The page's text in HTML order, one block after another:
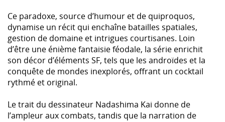
Ce paradoxe, source d’humour et de quiproquos,
dynamise un récit qui enchaîne batailles spatiales,
gestion de domaine et intrigues courtisanes. Loin
d’être une énième fantaisie féodale, la série enrichit
son décor d’éléments SF, tels que les androïdes et la
conquête de mondes inexplorés, offrant un cocktail
rythmé et original.
Le trait du dessinateur Nadashima Kai donne de
l’ampleur aux combats, tandis que la narration de